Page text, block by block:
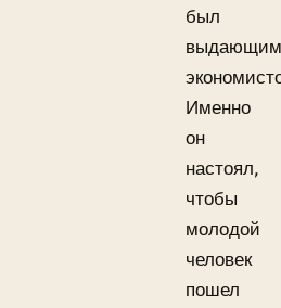
был
Именно
он
настоял,
чтобы
молодой
человек
пошел